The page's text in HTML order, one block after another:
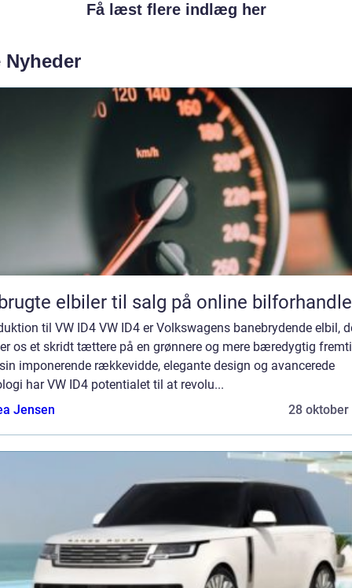
Få læst flere indlæg her
Nyheder
elbiler til salg på online
til VW ID4 VW ID4 er Volkswagens banebrydende elbil,
os et skridt tættere på en grønnere og mere bæredygtig
imponerende rækkevidde, elegante design og avancerede
har VW ID4 potentialet til at revolu...
Jensen
28 oktober